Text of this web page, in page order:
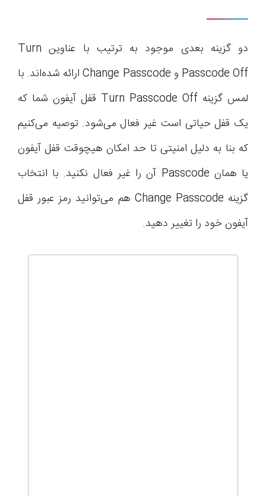
دو گزینه بعدی موجود به ترتیب با عناوین Turn
Passcode Off و Change Passcode ارائه شده‌اند. با
لمس گزینه Turn Passcode Off قفل آیفون شما که
یک قفل حیاتی است غیر فعال می‌شود. توصیه می‌کنیم
که بنا به دلیل امنیتی تا حد امکان هیچوقت قفل آیفون
یا همان Passcode آن را غیر فعال نکنید. با انتخاب
گزینه Change Passcode هم می‌توانید رمز عبور قفل
آیفون خود را تغییر دهید.